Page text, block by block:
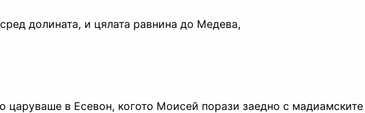
долината, и цялата равнина до Медева,
царуваше в Есевон, когото Моисей порази заедно с мадиамските